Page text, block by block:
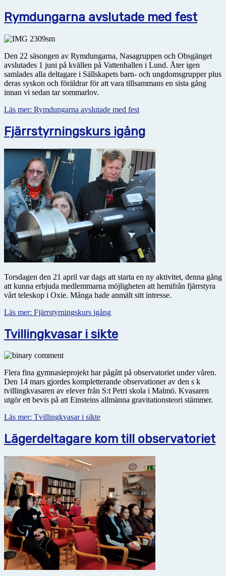
Rymdungarna avslutade med fest
Den 22 säsongen av Rymdungarna, Nasagruppen och Obsgänget
avslutades 1 juni på kvällen på Vattenhallen i Lund. Åter igen
samlades alla deltagare i Sällskapets barn- och ungdomsgrupper plus
deras syskon och föräldrar för att vara tillsammans en sista gång
innan vi sedan tar sommarlov.
Läs mer: Rymdungarna avslutade med fest
Fjärrstyrningskurs igång
Torsdagen den 21 april var dags att starta en ny aktivitet, denna gång
att kunna erbjuda medlemmarna möjligheten att hemifrån fjärrstyra
vårt teleskop i Oxie. Många hade anmält sitt intresse.
Läs mer: Fjärrstyrningskurs igång
Tvillingkvasar i sikte
Flera fina gymnasieprojekt har pågått på observatoriet under våren.
Den 14 mars gjordes kompletterande observationer av den s k
tvillingkvasaren av elever från S:t Petri skola i Malmö. Kvasaren
utgör ett bevis på att Einsteins allmänna gravitationsteori stämmer.
Läs mer: Tvillingkvasar i sikte
Lägerdeltagare kom till observatoriet